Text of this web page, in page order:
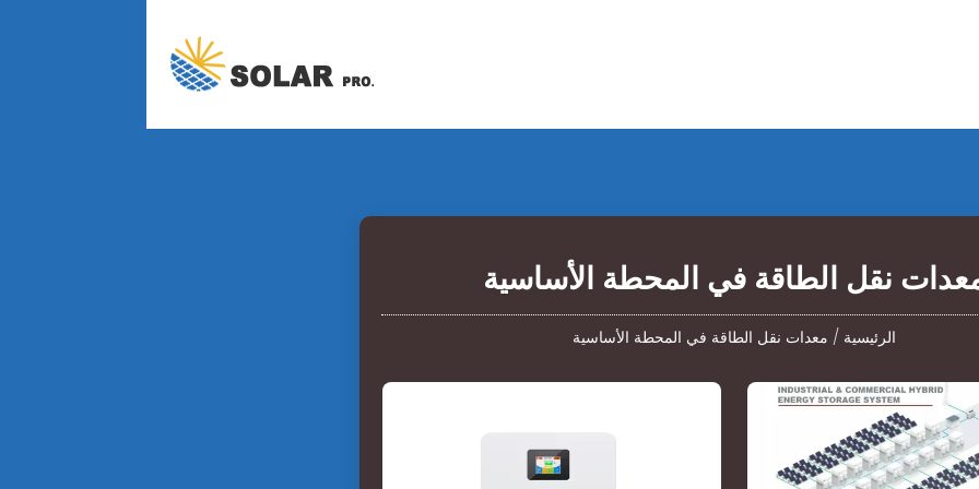
نقل الطاقة في المحطة الأساسية
الرئيسية / معدات نقل الطاقة في المحطة الأساسية